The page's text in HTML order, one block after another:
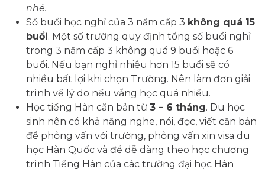
nhé.
Số buổi học nghỉ của 3 năm cấp 3 không quá 15
buổi. Một số trường quy định tổng số buổi nghỉ
trong 3 năm cấp 3 không quá 9 buổi hoặc 6
buổi. Nếu bạn nghỉ nhiều hơn 15 buổi sẽ có
nhiều bất lợi khi chọn Trường. Nên làm đơn giải
trình về lý do nếu vắng học quá nhiều.
Học tiếng Hàn căn bản từ 3 – 6 tháng. Du học
sinh nên có khả năng nghe, nói, đọc, viết căn bản
để phỏng vấn với trường, phỏng vấn xin visa du
học Hàn Quốc và để dễ dàng theo học chương
trình Tiếng Hàn của các trường đại học Hàn